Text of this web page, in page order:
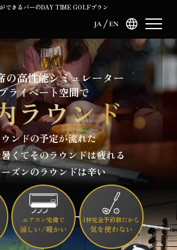
できるバーのDAY TIME GOLFプラン
JA EN
の高性能シミュレーター
ライベート空間で
ラウンド
ンドの予定が流れた
くてそのラウンドは疲れる
ズンのラウンドは辛い
エアコン完備で
涼しい/暖かい
1枠完全予約制だから
気を使わない